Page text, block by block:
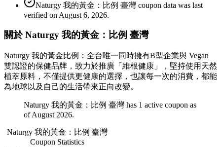
Naturgy 我的黃金：比例 臺灣 coupon data was last
verified on August 6, 2026.
關於 Naturgy 我的黃金：比例 臺灣
Naturgy 我的黃金比例：全台唯一同時擁有B型企業與 Vegan
雙認證的保健品牌，致力於推廣「維根健康」，堅持使用天然
植萃原料，不僅提供更健康的選擇，也讓每一次的消費，都能
為地球以及自己的生活帶來正向改變。
Naturgy 我的黃金：比例 臺灣 has 1 active coupon as
of August 2026.
Naturgy 我的黃金：比例 臺灣
Coupon Statistics